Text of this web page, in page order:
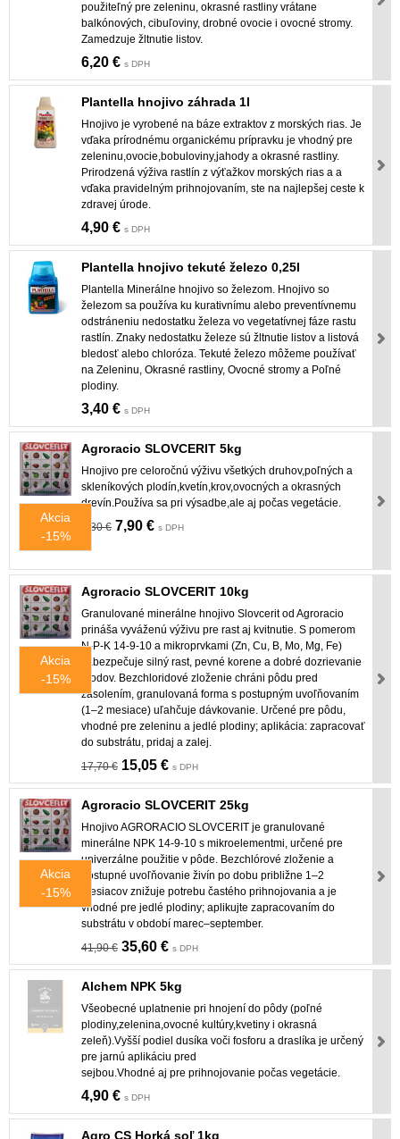
použiteľný pre zeleninu, okrasné rastliny vrátane
balkónových, cibuľoviny, drobné ovocie i ovocné stromy.
Zamedzuje žltnutie listov.
6,20 € s DPH
Plantella hnojivo záhrada 1l
Hnojivo je vyrobené na báze extraktov z morských rias. Je
vďaka prírodnému organickému prípravku je vhodný pre
zeleninu,ovocie,bobuloviny,jahody a okrasné rastliny.
Prirodzená výživa rastlín z výťažkov morských rias a a
vďaka pravidelným prihnojovaním, ste na najlepšej ceste k
zdravej úrode.
4,90 € s DPH
Plantella hnojivo tekuté železo 0,25l
Plantella Minerálne hnojivo so železom. Hnojivo so
železom sa používa ku kurativnímu alebo preventívnemu
odstráneniu nedostatku železa vo vegetatívnej fáze rastu
rastlín. Znaky nedostatku železe sú žltnutie listov a listová
bledosť alebo chloróza. Tekuté železo môžeme používať
na Zeleninu, Okrasné rastliny, Ovocné stromy a Poľné
plodiny.
3,40 € s DPH
Akcia
-15%
Agroracio SLOVCERIT 5kg
Hnojivo pre celoročnú výživu všetkých druhov,poľných a
skleníkových plodín,kvetín,krov,ovocných a okrasných
drevín.Používa sa pri výsadbe,ale aj počas vegetácie.
9,30 € 7,90 € s DPH
Akcia
-15%
Agroracio SLOVCERIT 10kg
Granulované minerálne hnojivo Slovcerit od Agroracio
prináša vyváženú výživu pre rast aj kvitnutie. S pomerom
N‑P‑K 14‑9‑10 a mikroprvkami (Zn, Cu, B, Mo, Mg, Fe)
zabezpečuje silný rast, pevné korene a dobré dozrievanie
plodov. Bezchloridové zloženie chráni pôdu pred
zasolením, granulovaná forma s postupným uvoľňovaním
(1–2 mesiace) uľahčuje dávkovanie. Určené pre pôdu,
vhodné pre zeleninu a jedlé plodiny; aplikácia: zapracovať
do substrátu, pridaj a zalej.
17,70 € 15,05 € s DPH
Akcia
-15%
Agroracio SLOVCERIT 25kg
Hnojivo AGRORACIO SLOVCERIT je granulované
minerálne NPK 14‑9‑10 s mikroelementmi, určené pre
univerzálne použitie v pôde. Bezchlórové zloženie a
postupné uvoľňovanie živín po dobu približne 1–2
mesiacov znižuje potrebu častého prihnojovania a je
vhodné pre jedlé plodiny; aplikujte zapracovaním do
substrátu v období marec–september.
41,90 € 35,60 € s DPH
Alchem NPK 5kg
Všeobecné uplatnenie pri hnojení do pôdy (poľné
plodiny,zelenina,ovocné kultúry,kvetiny i okrasná
zeleň).Vyšší podiel dusíka voči fosforu a draslíka je určený
pre jarnú aplikáciu pred
sejbou.Vhodné aj pre prihnojovanie počas vegetácie.
4,90 € s DPH
Agro CS Horká soľ 1kg